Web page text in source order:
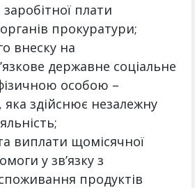
плати
прокуратури;
внеску на
державне соціальне
особою –
здійснює незалежну
виплати щомісячної
у зв’язку з
продуктів